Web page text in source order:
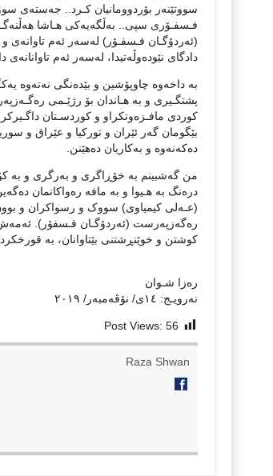
سووتێنەر بۆردوومانیان کـرد.. جەستەی
فـسفـۆری سپی.. بەڵگەیەکی هـاشا هەڵنەگـرن
(ئەردۆگـان فـسفـۆر) لەسەر ئەم تاوانەی
دادگای نێودەوڵەتیدا، لەسەر ئەم
بە داخەوە چاوپۆشین و بێدەنگی نەتەوە
پشتگـیری و بە هـاندان بۆ رژێـمی
کوردی مافـزەوتکراو و کوردسـتان
بێگومان گەر ئێران و تورکیا و عێراق و
دەکەنەوە و بەکاریان دەهێنن.
من گەشبینم بە خۆڕاگری و بەرگری و بە
درەنگ بە هـیوا و بە مافە رەواکانمان
(عـەلی کیمیاوی) سووک و رسواکران و
رەگەزپەرست (ئەردۆگـان فـسفۆر). ئەمەش
کوشتن و خوێنڕشتنی بێتاوانان، بە
رەزا شـوان
نەرویـج: ١٤ی/ نۆڤەمبەر/ ٢٠١٩
Post Views: 56
Raza Shwan